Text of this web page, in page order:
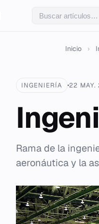
Inicio ›
INGENIERÍA 22 MAY.
Rama de la
aeronáutica y la